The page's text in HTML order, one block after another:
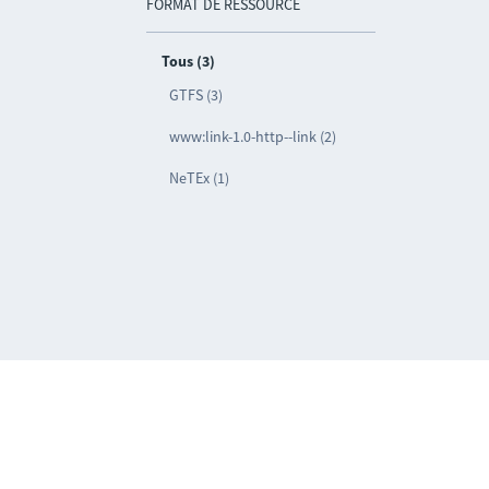
FORMAT DE RESSOURCE
Tous (3)
GTFS (3)
www:link-1.0-http--link (2)
NeTEx (1)